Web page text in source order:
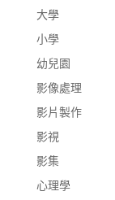
大學
小學
幼兒園
影像處理
影片製作
影視
影集
心理學